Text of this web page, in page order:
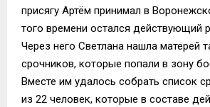
присягу Артём принимал в
того времени остался действующий
Через него Светлана нашла матерей
срочников, которые попали в зону
Вместе им удалось собрать список
из 22 человек, которые в составе